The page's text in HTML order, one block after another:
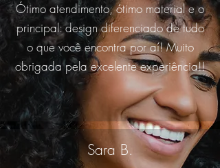
Ótimo atendimento, ótimo material e o
principal: design diferenciado de tudo
o que você encontra por aí! Muito
obrigada pela excelente experiência!!
Sara B.